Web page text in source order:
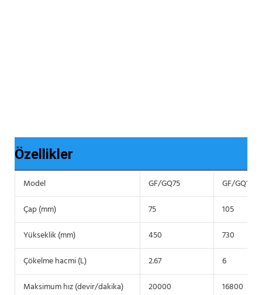
Özellikler
Model GF/GQ75
GF/GQ105
Çap (mm)
75
105
Yükseklik (mm)
450
730
Çökelme hacmi (L)
2.67
6
Maksimum hız (devir/dakika)
20000
16800